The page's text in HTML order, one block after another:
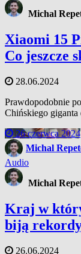
Michal
Xiaomi 15
Co jeszcze
28.06.2024
Prawdopodobnie
Chińskiego
26 czerwca 2024
Michal
Audio
Michal
Kraj w
biją
26.06.2024